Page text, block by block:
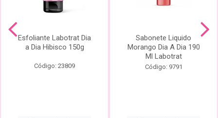
Esfoliante Labotrat Dia
a Dia Hibisco 150g
Código: 23809
Sabonete Liquido
Morango Dia A Dia 190
Ml Labotrat
Código: 9791